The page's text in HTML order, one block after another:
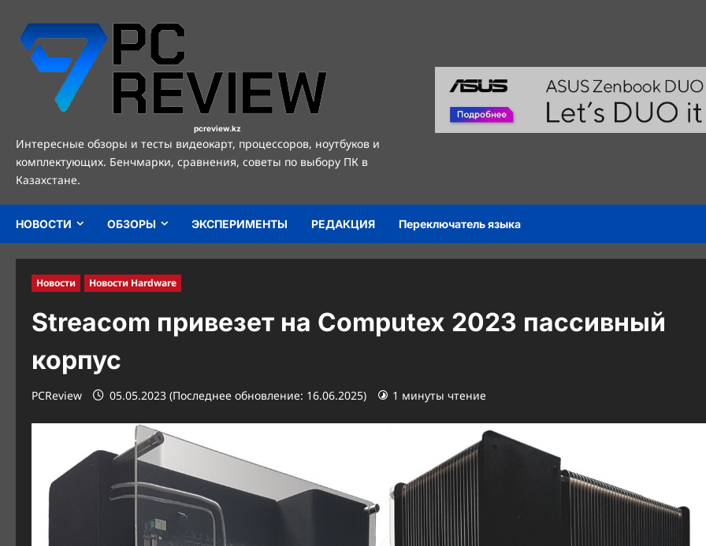
содержимому
pcreview.kz
Интересные обзоры и тесты видеокарт, процессоров, ноутбуков и
комплектующих. Бенчмарки, сравнения, советы по выбору ПК в
Казахстане.
НОВОСТИ ОБЗОРЫ ЭКСПЕРИМЕНТЫ РЕДАКЦИЯ Переключатель языка
Новости Новости Hardware
Streacom привезет на Computex 2023 пассивный
корпус
PCReview 05.05.2023 (Последнее обновление: 16.06.2025) 1 минуты чтение